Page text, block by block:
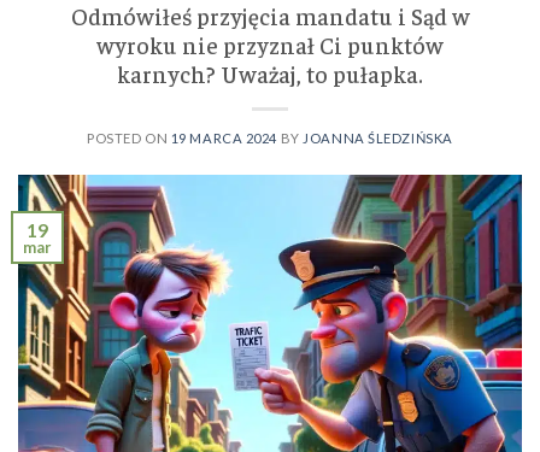
Odmówiłeś przyjęcia mandatu i Sąd w
wyroku nie przyznał Ci punktów
karnych? Uważaj, to pułapka.
POSTED ON 19 MARCA 2024 BY JOANNA ŚLEDZIŃSKA
19
mar